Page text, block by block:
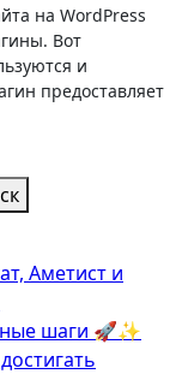
Вот
и
предоставляет
Аметист и
шаги 🚀✨